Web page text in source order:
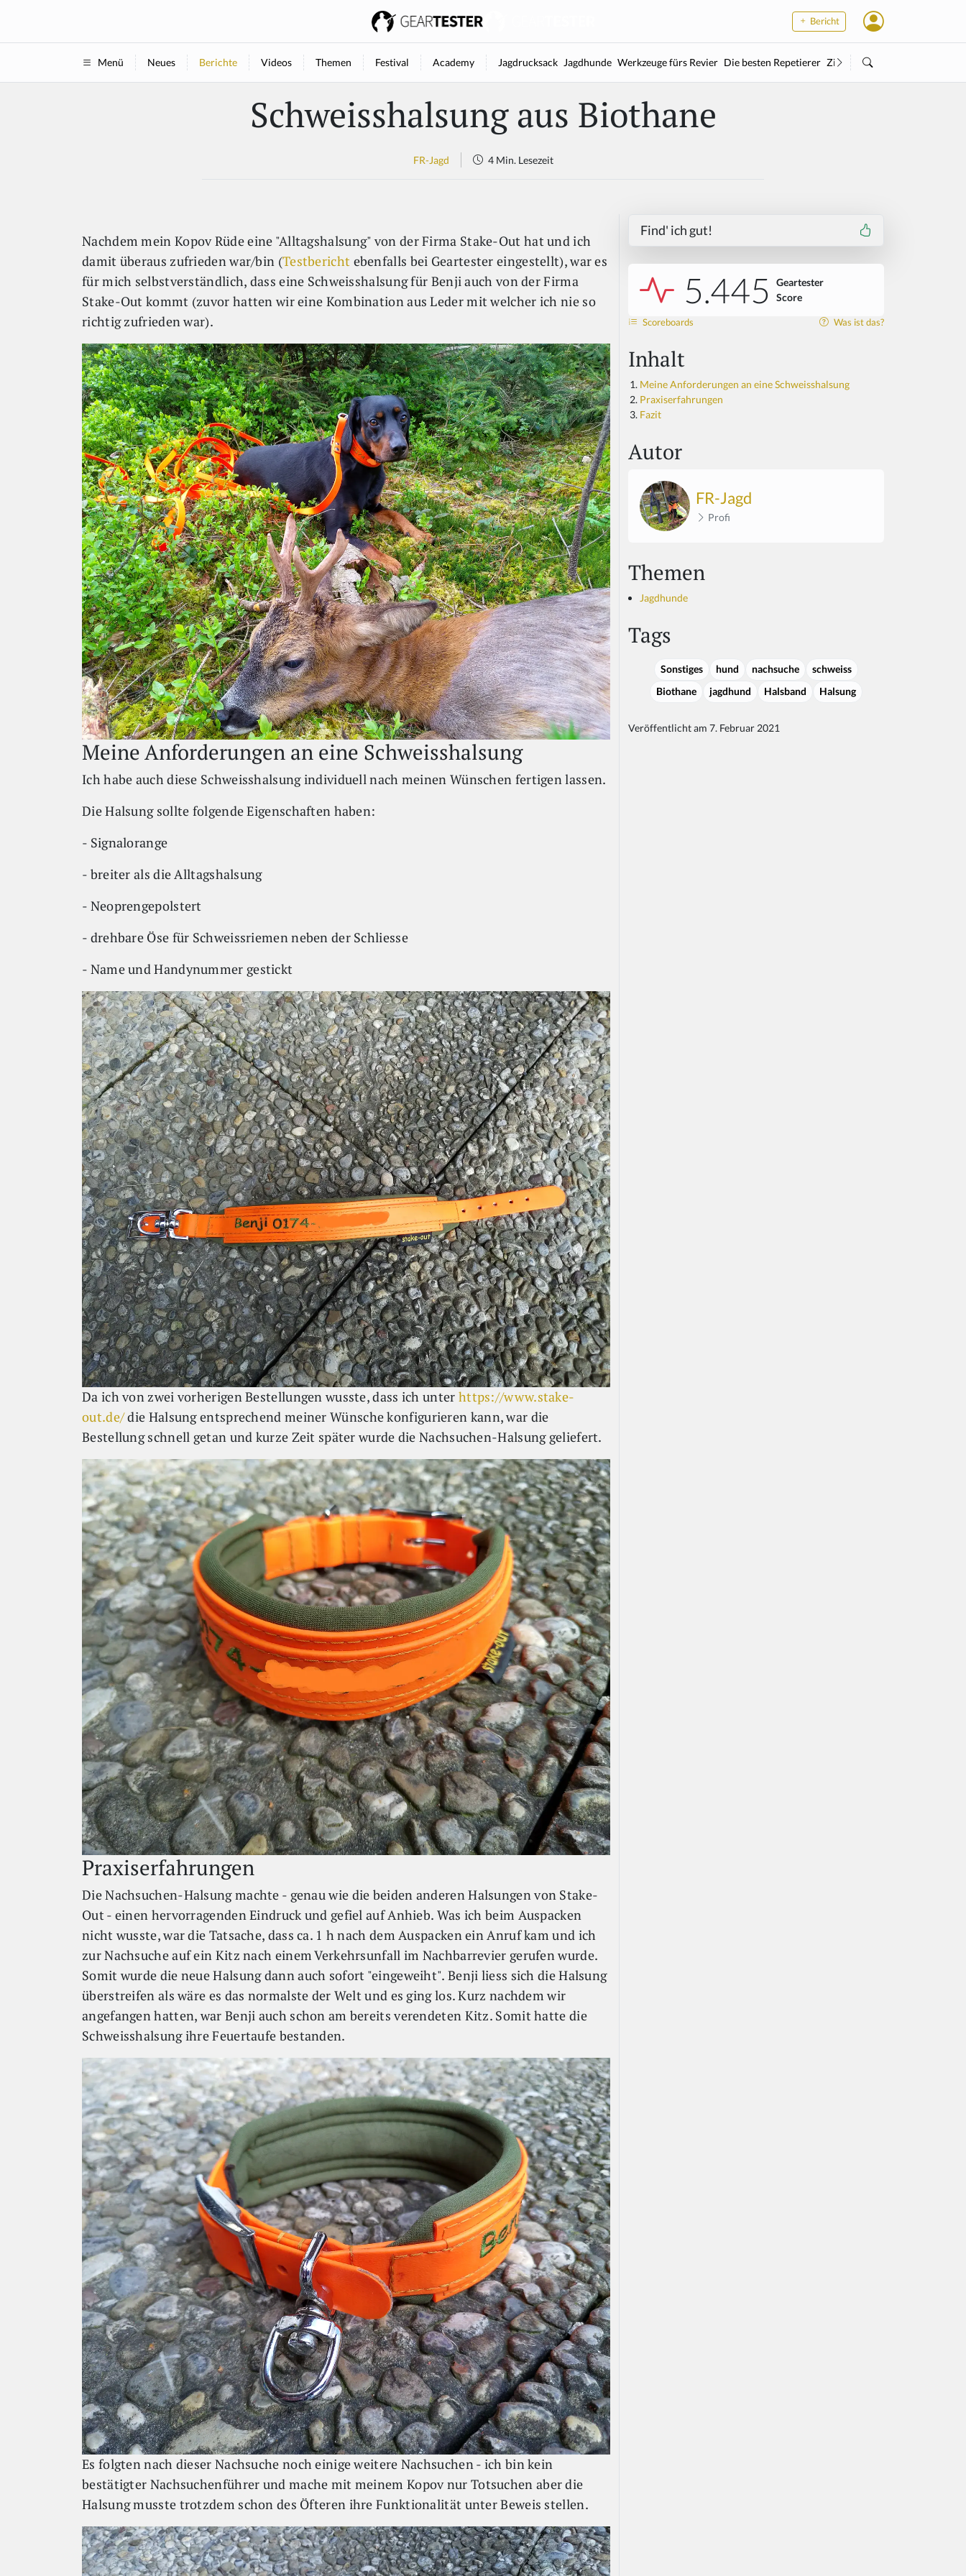
Bericht
Menü Neues Berichte Videos Themen Festival Academy Jagdrucksack Jagdhunde Werkzeuge fürs Revier Die besten Repetierer Zielstock
Schweisshalsung aus Biothane
FR-Jagd 4 Min. Lesezeit
Nachdem mein Kopov Rüde eine "Alltagshalsung" von der Firma Stake-Out hat und ich
damit überaus zufrieden war/bin (Testbericht ebenfalls bei Geartester eingestellt), war es
für mich selbstverständlich, dass eine Schweisshalsung für Benji auch von der Firma
Stake-Out kommt (zuvor hatten wir eine Kombination aus Leder mit welcher ich nie so
richtig zufrieden war).
Meine Anforderungen an eine Schweisshalsung
Ich habe auch diese Schweisshalsung individuell nach meinen Wünschen fertigen lassen.
Die Halsung sollte folgende Eigenschaften haben:
- Signalorange
- breiter als die Alltagshalsung
- Neoprengepolstert
- drehbare Öse für Schweissriemen neben der Schliesse
- Name und Handynummer gestickt
Da ich von zwei vorherigen Bestellungen wusste, dass ich unter https://www.stake-
out.de/die Halsung entsprechend meiner Wünsche konfigurieren kann, war die
Bestellung schnell getan und kurze Zeit später wurde die Nachsuchen-Halsung geliefert.
Praxiserfahrungen
Die Nachsuchen-Halsung machte - genau wie die beiden anderen Halsungen von Stake-
Out - einen hervorragenden Eindruck und gefiel auf Anhieb. Was ich beim Auspacken
nicht wusste, war die Tatsache, dass ca. 1 h nach dem Auspacken ein Anruf kam und ich
zur Nachsuche auf ein Kitz nach einem Verkehrsunfall im Nachbarrevier gerufen wurde.
Somit wurde die neue Halsung dann auch sofort "eingeweiht". Benji liess sich die Halsung
überstreifen als wäre es das normalste der Welt und es ging los. Kurz nachdem wir
angefangen hatten, war Benji auch schon am bereits verendeten Kitz. Somit hatte die
Schweisshalsung ihre Feuertaufe bestanden.
Es folgten nach dieser Nachsuche noch einige weitere Nachsuchen - ich bin kein
bestätigter Nachsuchenführer und mache mit meinem Kopov nur Totsuchen aber die
Halsung musste trotzdem schon des Öfteren ihre Funktionalität unter Beweis stellen.
Find' ich gut!
5.445
Geartester
Score
Scoreboards Was ist das?
Inhalt
Meine Anforderungen an eine Schweisshalsung
Praxiserfahrungen
Fazit
Autor
FR-Jagd
Profi
Themen
Jagdhunde
Tags
Sonstiges hund nachsuche
schweiss
Biothane
jagdhund Halsband Halsung
Veröffentlicht am 7. Februar 2021